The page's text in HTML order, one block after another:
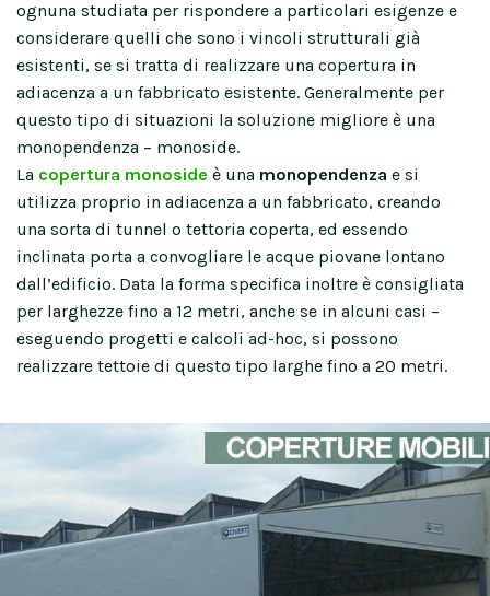
ognuna studiata per rispondere a particolari esigenze e
considerare quelli che sono i vincoli strutturali già
esistenti, se si tratta di realizzare una copertura in
adiacenza a un fabbricato esistente. Generalmente per
questo tipo di situazioni la soluzione migliore è una
monopendenza – monoside.
La copertura monoside è una monopendenza e si
utilizza proprio in adiacenza a un fabbricato, creando
una sorta di tunnel o tettoria coperta, ed essendo
inclinata porta a convogliare le acque piovane lontano
dall’edificio. Data la forma specifica inoltre è consigliata
per larghezze fino a 12 metri, anche se in alcuni casi –
eseguendo progetti e calcoli ad-hoc, si possono
realizzare tettoie di questo tipo larghe fino a 20 metri.